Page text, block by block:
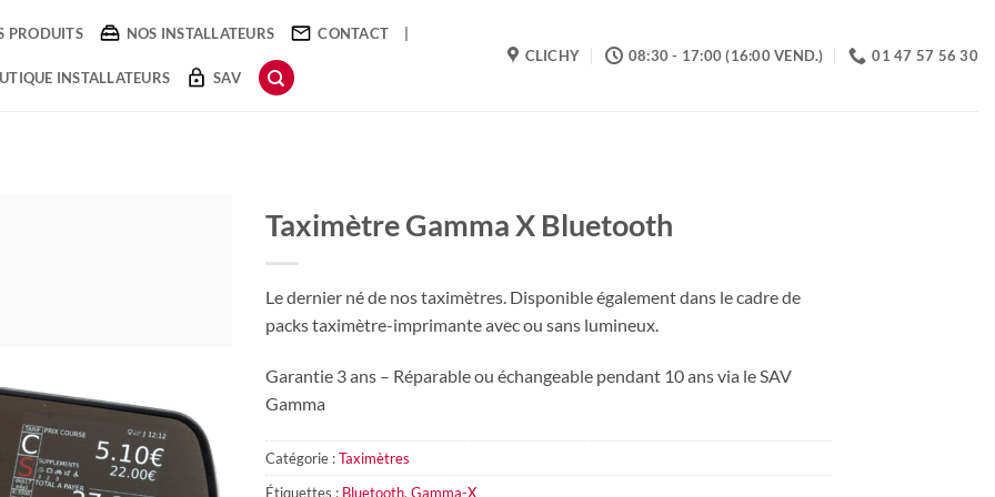
PRODUITS NOS INSTALLATEURS CONTACT
INSTALLATEURS SAV
CLICHY 08:30 - 17:00 (16:00 VEND.) 01 47 57 56 30
Taximètre Gamma X Bluetooth
Le dernier né de nos taximètres. Disponible également dans le cadre de
packs taximètre-imprimante avec ou sans lumineux.
Garantie 3 ans – Réparable ou échangeable pendant 10 ans via le SAV
Gamma
Catégorie :Taximètres
Étiquettes : Bluetooth, Gamma-X